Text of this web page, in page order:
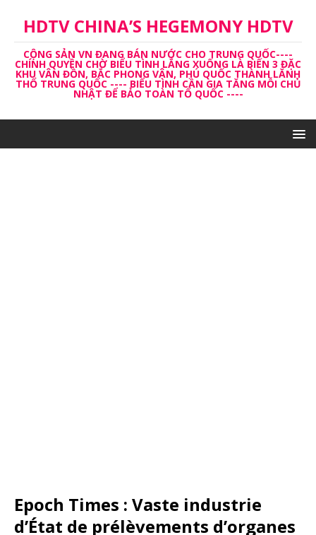
HDTV CHINA’S HEGEMONY HDTV
CỘNG SẢN VN ĐANG BÁN NƯỚC CHO TRUNG QUỐC----
CHÍNH QUYỀN CHỜ BIỂU TÌNH LẮNG XUỐNG LÀ BIẾN 3 ĐẶC
KHU VÂN ĐỒN, BẮC PHONG VÂN, PHÚ QUỐC THÀNH LĂNH
THỔ TRUNG QUỐC ---- BIỂU TÌNH CẦN GIA TĂNG MỖI CHỦ
NHẬT ĐỂ BẢO TOÀN TỔ QUỐC ----
Epoch Times : Vaste industrie
d’État de prélèvements d’organes